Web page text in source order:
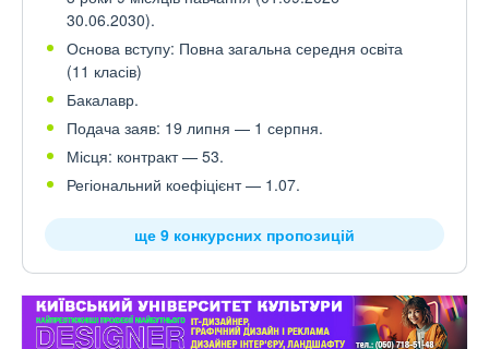
30.06.2030).
Основа вступу: Повна загальна середня освіта
(11 класів)
Бакалавр.
Подача заяв: 19 липня — 1 серпня.
Місця: контракт — 53.
Регіональний коефіцієнт — 1.07.
ще 9 конкурсних пропозицій